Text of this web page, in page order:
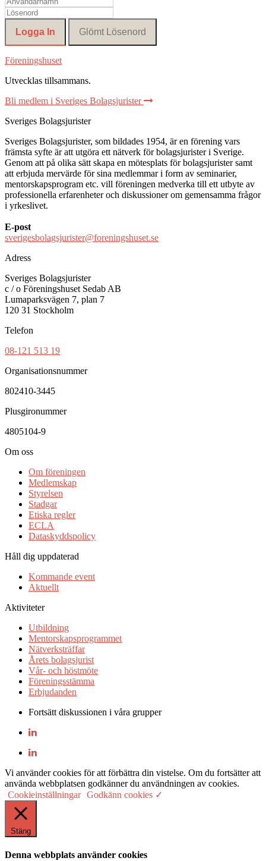
Föreningshuset
Utvecklas tillsammans.
Bli medlem i Sveriges Bolagsjurister
Sveriges Bolagsjurister
Sveriges Bolagsjurister, som bildades 1954, är en förening vars
främsta syfte är att utgöra ett nätverk för bolagsjurister i Sverige.
Genom att på olika sätt skapa en mötesplats för bolagsjurister samt
att erbjuda mervärde för sina medlemmar i form av seminarier,
mentorskapsprogram etc. vill föreningen medverka till ett utbyte av
professionella erfarenheter och diskussioner om gemensamma frågor
i yrkeslivet.
E-post
sverigesbolagsjurister@foreningshuset.se
Adress
Sveriges Bolagsjurister
c / o Föreningshuset Sedab AB
Lumaparksvägen 7, plan 7
120 31 Stockholm
Telefon
08-121 513 19
Organisationsnummer
802410-3445
Plusgironummer
4805104-9
Om oss
Om föreningen
Medlemskap
Styrelsen
Stadgar
Etiska regler
ECLA
Dataskyddspolicy
Håll dig uppdaterad
Kommande event
Aktuellt
Aktiviteter
Utbildning
Mentorskapsprogrammet
Nätverksträffar
Årets bolagsjurist
Vår- och höstmöte
Föreningsstämma
Erbjudanden
Fortsätt diskussionen i våra grupper
Vi använder cookies för att förbättra din vistelse. Om du fortsätter att
använda webbplatsen godkänner du användningen av cookies.
Cookieinställningar Godkänn cookies ✓
Stäng
Denna webbplats använder cookies